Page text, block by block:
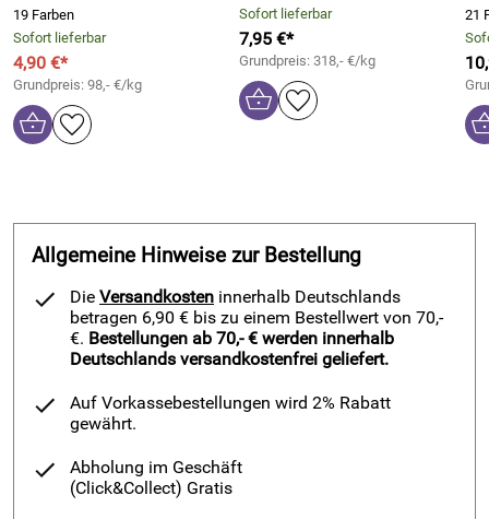
19 Farben
Sofort lieferbar
4,90 €*
Grundpreis: 98,- €/kg
Sofort lieferbar
7,95 €*
Grundpreis: 318,- €/kg
21
Allgemeine Hinweise zur Bestellung
Die Versandkosten innerhalb Deutschlands
betragen 6,90 € bis zu einem Bestellwert von 70,-
€. Bestellungen ab 70,- € werden innerhalb
Deutschlands versandkostenfrei geliefert.
Auf Vorkassebestellungen wird 2% Rabatt
gewährt.
Abholung im Geschäft
(Click&Collect) Gratis